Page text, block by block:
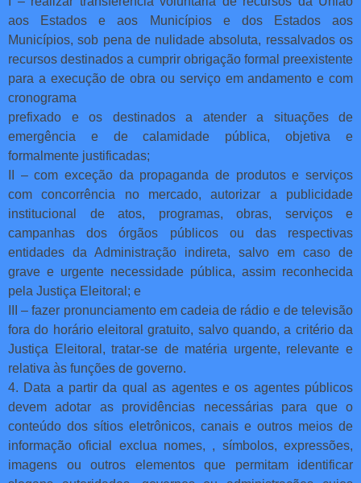
aos Estados e aos Municípios e dos Estados aos
Municípios, sob pena de nulidade absoluta, ressalvados os
recursos destinados a cumprir obrigação formal preexistente
para a execução de obra ou serviço em andamento e com
cronograma
prefixado e os destinados a atender a situações de
emergência e de calamidade pública, objetiva e
formalmente justificadas;
II – com exceção da propaganda de produtos e serviços
com concorrência no mercado, autorizar a publicidade
institucional de atos, programas, obras, serviços e
campanhas dos órgãos públicos ou das respectivas
entidades da Administração indireta, salvo em caso de
grave e urgente necessidade pública, assim reconhecida
pela Justiça Eleitoral; e
III – fazer pronunciamento em cadeia de rádio e de televisão
fora do horário eleitoral gratuito, salvo quando, a critério da
Justiça Eleitoral, tratar-se de matéria urgente, relevante e
relativa às funções de governo.
4. Data a partir da qual as agentes e os agentes públicos
devem adotar as providências necessárias para que o
conteúdo dos sítios eletrônicos, canais e outros meios de
informação oficial exclua nomes, , símbolos, expressões,
imagens ou outros elementos que permitam identificar